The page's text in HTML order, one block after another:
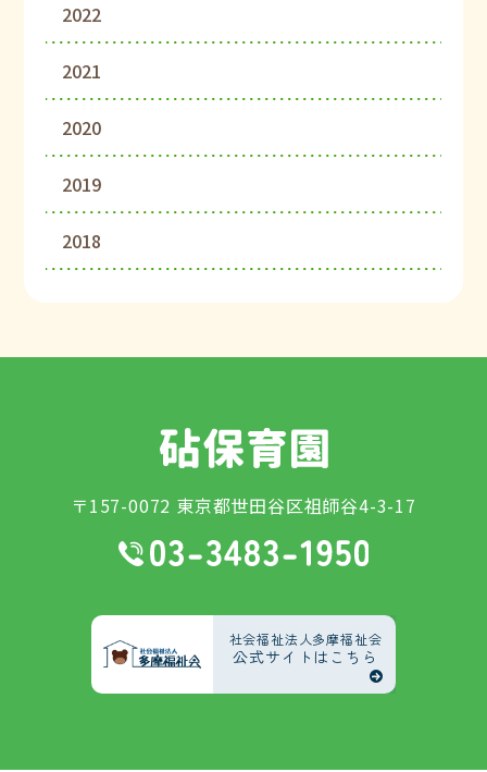
2022
2021
2020
2019
2018
〒157-0072 東京都世田谷区祖師谷4-3-17
社会福祉法人多摩福祉会
公式サイトはこちら